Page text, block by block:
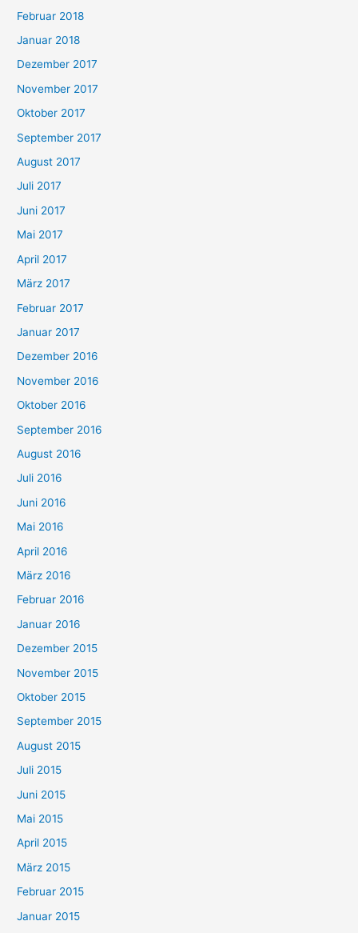
Februar 2018
Januar 2018
Dezember 2017
November 2017
Oktober 2017
September 2017
August 2017
Juli 2017
Juni 2017
Mai 2017
April 2017
März 2017
Februar 2017
Januar 2017
Dezember 2016
November 2016
Oktober 2016
September 2016
August 2016
Juli 2016
Juni 2016
Mai 2016
April 2016
März 2016
Februar 2016
Januar 2016
Dezember 2015
November 2015
Oktober 2015
September 2015
August 2015
Juli 2015
Juni 2015
Mai 2015
April 2015
März 2015
Februar 2015
Januar 2015